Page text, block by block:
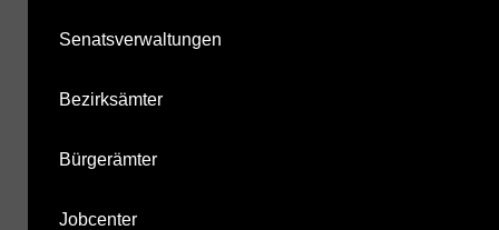
Senatsverwaltungen
Bezirksämter
Bürgerämter
Jobcenter